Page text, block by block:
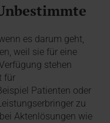
es darum geht,
weil sie für eine
stehen
für
Patienten oder
zu
Aktenlösungen wie